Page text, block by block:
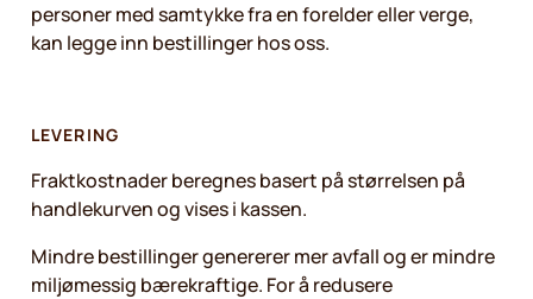
personer med samtykke fra en forelder eller verge,
kan legge inn bestillinger hos oss.
LEVERING
Fraktkostnader beregnes basert på størrelsen på
handlekurven og vises i kassen.
Mindre bestillinger genererer mer avfall og er mindre
miljømessig bærekraftige. For å redusere